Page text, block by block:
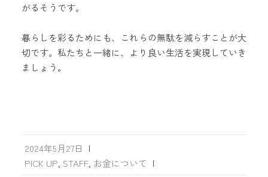
がるそうです。
暮らしを彩るためにも、これらの無駄を減らすことが大
切です。私たちと一緒に、より良い生活を実現していき
ましょう。
2024年5月27日
|
PICK UP, STAFF, お金について |